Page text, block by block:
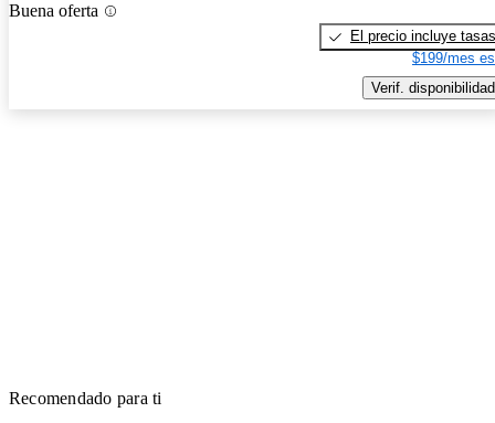
Buena oferta
El precio incluye tasas
$199/mes
Verif. disponibilidad
Recomendado para ti